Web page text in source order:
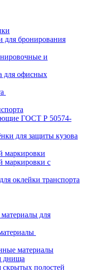
для бронирования
и
для офисных
ГОСТ Р 50574-
для защиты кузова
маркировки
маркировки с
оклейки транспорта
для
материалы
днища
полостей